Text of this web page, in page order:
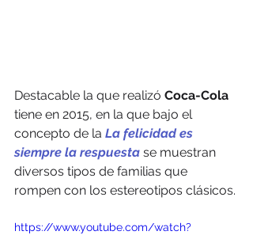
Destacable la que realizó Coca-Cola
tiene en 2015, en la que bajo el
concepto de la La felicidad es
siempre la respuesta se muestran
diversos tipos de familias que
rompen con los estereotipos clásicos.
https://www.youtube.com/watch?